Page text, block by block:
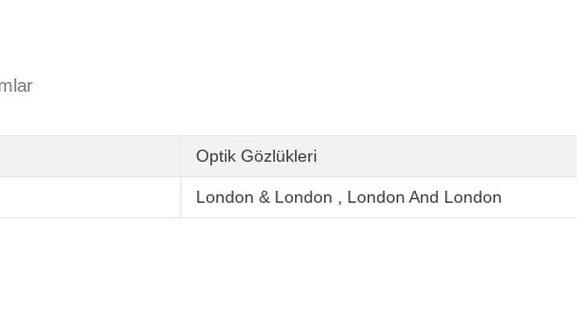
Optik Gözlükleri
London & London London And London